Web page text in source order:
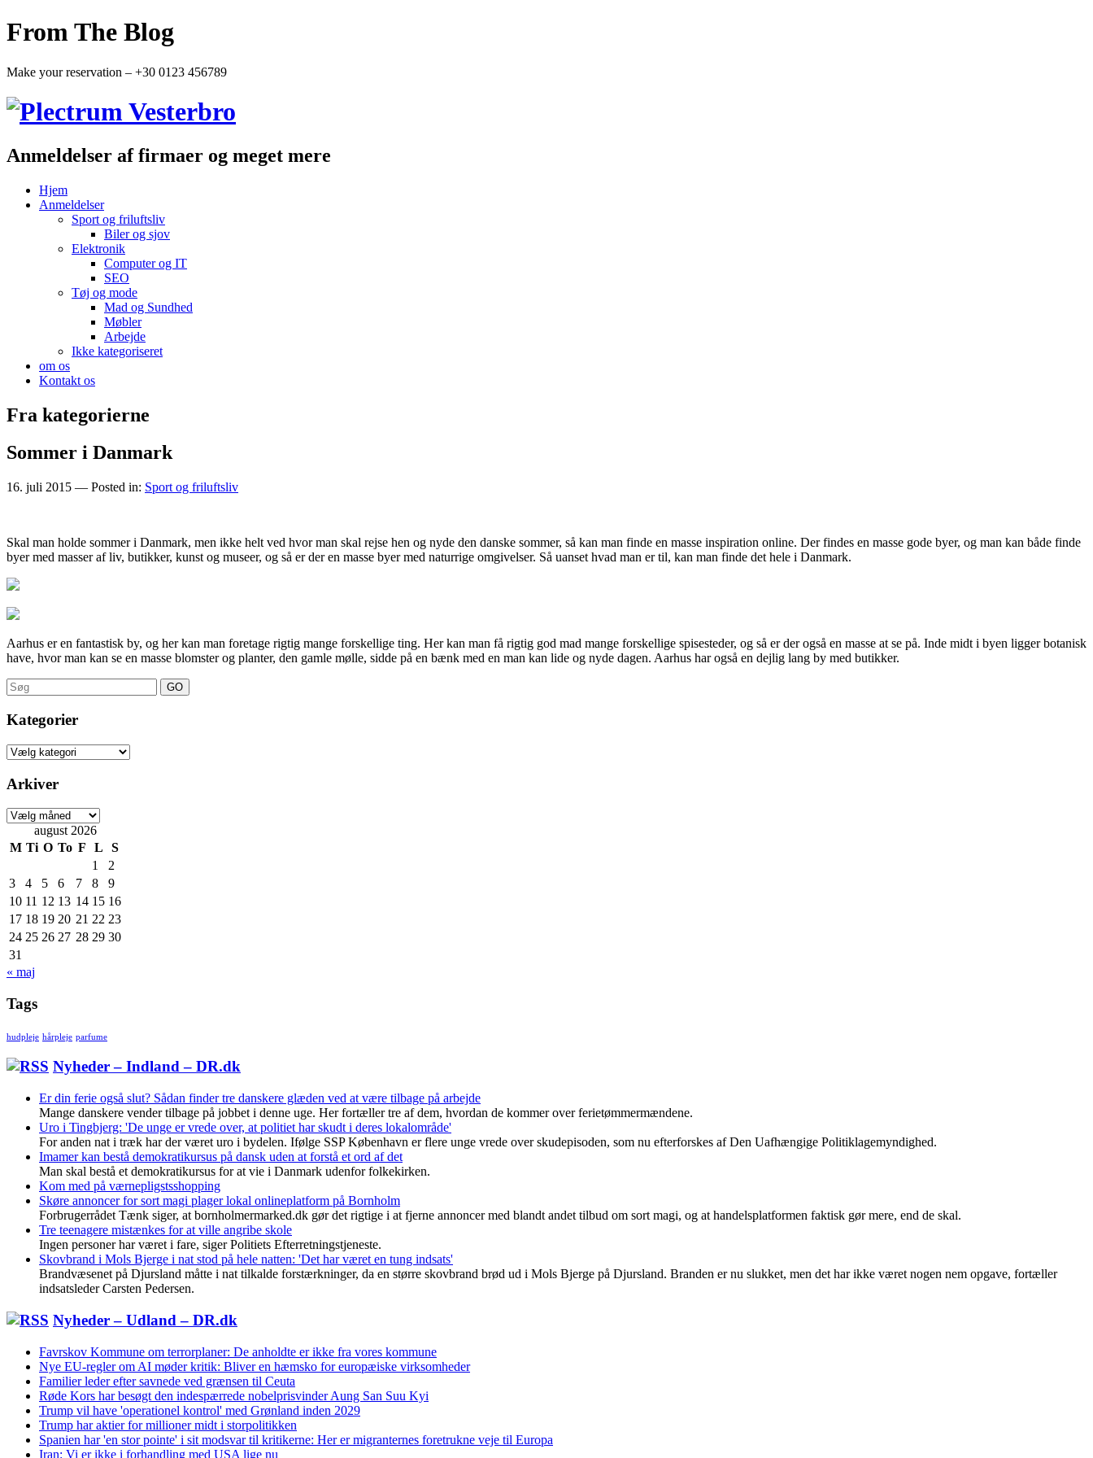
From The Blog
Make your reservation – +30 0123 456789
Anmeldelser af firmaer og meget mere
Hjem
Anmeldelser
Sport og friluftsliv
Biler og sjov
Elektronik
Computer og IT
SEO
Tøj og mode
Mad og Sundhed
Møbler
Arbejde
Ikke kategoriseret
om os
Kontakt os
Fra kategorierne
Sommer i Danmark
16. juli 2015 — Posted in: Sport og friluftsliv
Skal man holde sommer i Danmark, men ikke helt ved hvor man skal rejse hen og nyde den danske sommer, så kan man finde en masse inspiration online. Der findes en masse gode byer, og man kan både finde
byer med masser af liv, butikker, kunst og museer, og så er der en masse byer med naturrige omgivelser. Så uanset hvad man er til, kan man finde det hele i Danmark.
Aarhus er en fantastisk by, og her kan man foretage rigtig mange forskellige ting. Her kan man få rigtig god mad mange forskellige spisesteder, og så er der også en masse at se på. Inde midt i byen ligger botanisk
have, hvor man kan se en masse blomster og planter, den gamle mølle, sidde på en bænk med en man kan lide og nyde dagen. Aarhus har også en dejlig lang by med butikker.
Search
for:
Kategorier
Kategorier
Arkiver
Arkiver
august 2026
M Ti O To F L
S
1
2
3
4 5 6 7 8
9
10 11 12 13 14 15 16
17 18 19 20 21 22 23
24 25 26 27 28 29 30
31
« maj
Tags
hudpleje hårpleje parfume
Nyheder – Indland – DR.dk
Er din ferie også slut? Sådan finder tre danskere glæden ved at være tilbage på arbejde
Mange danskere vender tilbage på jobbet i denne uge. Her fortæller tre af dem, hvordan de kommer over ferietømmermændene.
Uro i Tingbjerg: 'De unge er vrede over, at politiet har skudt i deres lokalområde'
For anden nat i træk har der været uro i bydelen. Ifølge SSP København er flere unge vrede over skudepisoden, som nu efterforskes af Den Uafhængige Politiklagemyndighed.
Imamer kan bestå demokratikursus på dansk uden at forstå et ord af det
Man skal bestå et demokratikursus for at vie i Danmark udenfor folkekirken.
Kom med på værnepligstsshopping
Skøre annoncer for sort magi plager lokal onlineplatform på Bornholm
Forbrugerrådet Tænk siger, at bornholmermarked.dk gør det rigtige i at fjerne annoncer med blandt andet tilbud om sort magi, og at handelsplatformen faktisk gør mere, end de skal.
Tre teenagere mistænkes for at ville angribe skole
Ingen personer har været i fare, siger Politiets Efterretningstjeneste.
Skovbrand i Mols Bjerge i nat stod på hele natten: 'Det har været en tung indsats'
Brandvæsenet på Djursland måtte i nat tilkalde forstærkninger, da en større skovbrand brød ud i Mols Bjerge på Djursland. Branden er nu slukket, men det har ikke været nogen nem opgave, fortæller
indsatsleder Carsten Pedersen.
Nyheder – Udland – DR.dk
Favrskov Kommune om terrorplaner: De anholdte er ikke fra vores kommune
Nye EU-regler om AI møder kritik: Bliver en hæmsko for europæiske virksomheder
Familier leder efter savnede ved grænsen til Ceuta
Røde Kors har besøgt den indespærrede nobelprisvinder Aung San Suu Kyi
Trump vil have 'operationel kontrol' med Grønland inden 2029
Trump har aktier for millioner midt i storpolitikken
Spanien har 'en stor pointe' i sit modsvar til kritikerne: Her er migranternes foretrukne veje til Europa
Iran: Vi er ikke i forhandling med USA lige nu